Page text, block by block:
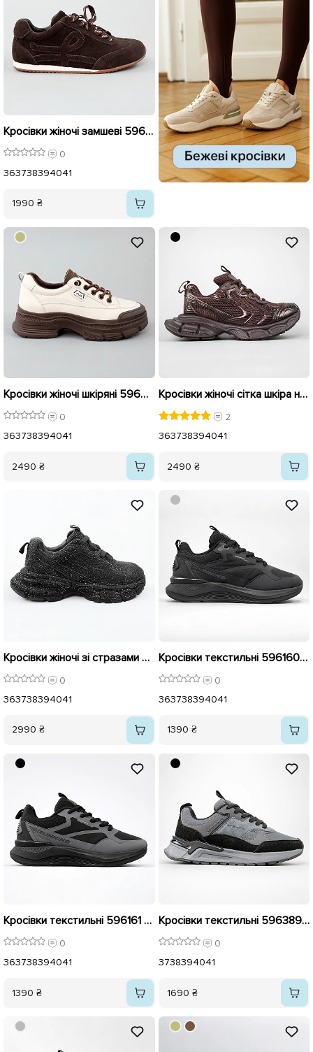
Кросівки жіночі замшеві 596119 Коричневі
0
363738394041
1990 ₴
Кросівки жіночі шкіряні 596013 Бежеві
0
363738394041
2490 ₴
Кросівки жіночі сітка шкіра на широкій підошві 594057 Коричневі
2
363738394041
2490 ₴
Кросівки жіночі зі стразами 592708 Чорні
0
363738394041
2990 ₴
Кросівки текстильні 596160 Чорні
0
363738394041
1390 ₴
Кросівки текстильні 596161 Чорно-сірі
0
363738394041
1390 ₴
Кросівки текстильні 596389 Сірі
0
3738394041
1690 ₴